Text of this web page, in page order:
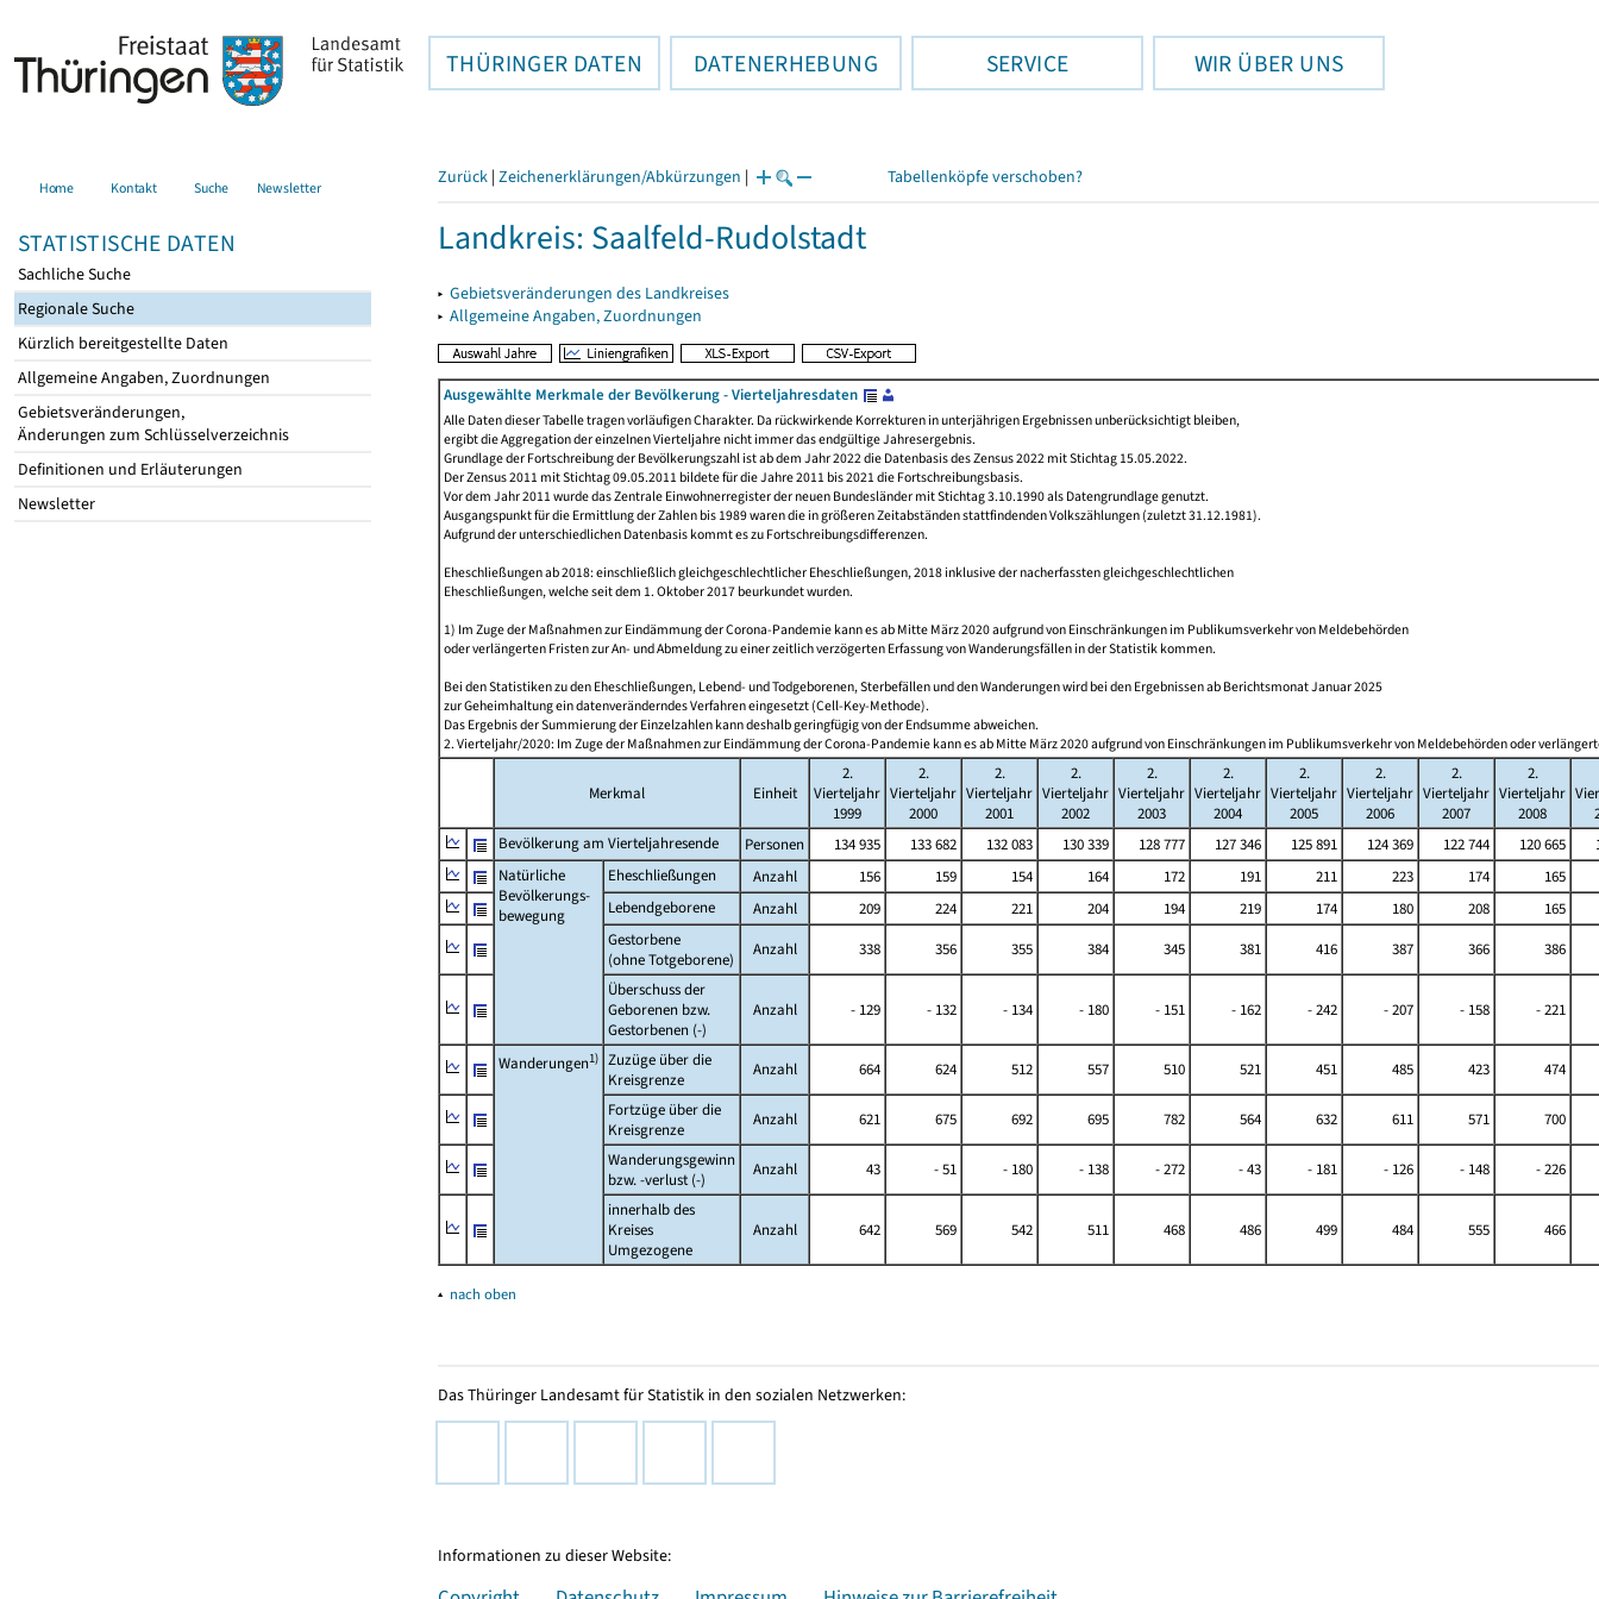
THÜRINGER DATEN DATENERHEBUNG SERVICE WIR ÜBER UNS
Home Kontakt Suche Newsletter
STATISTISCHE DATEN
Sachliche Suche
Regionale Suche
Kürzlich bereitgestellte Daten
Allgemeine Angaben, Zuordnungen
Gebietsveränderungen,
Änderungen zum Schlüsselverzeichnis
Definitionen und Erläuterungen
Newsletter
Zurück | Zeichenerklärungen/Abkürzungen | Tabellenköpfe verschoben?
Landkreis: Saalfeld-Rudolstadt
▸ Gebietsveränderungen des Landkreises
▸ Allgemeine Angaben, Zuordnungen
Ausgewählte Merkmale der Bevölkerung - Vierteljahresdaten
Alle Daten dieser Tabelle tragen vorläufigen Charakter. Da rückwirkende Korrekturen in unterjährigen Ergebnissen unberücksichtigt bleiben,
ergibt die Aggregation der einzelnen Vierteljahre nicht immer das endgültige Jahresergebnis.
Grundlage der Fortschreibung der Bevölkerungszahl ist ab dem Jahr 2022 die Datenbasis des Zensus 2022 mit Stichtag 15.05.2022.
Der Zensus 2011 mit Stichtag 09.05.2011 bildete für die Jahre 2011 bis 2021 die Fortschreibungsbasis.
Vor dem Jahr 2011 wurde das Zentrale Einwohnerregister der neuen Bundesländer mit Stichtag 3.10.1990 als Datengrundlage genutzt.
Ausgangspunkt für die Ermittlung der Zahlen bis 1989 waren die in größeren Zeitabständen stattfindenden Volkszählungen (zuletzt 31.12.1981).
Aufgrund der unterschiedlichen Datenbasis kommt es zu Fortschreibungsdifferenzen.
Eheschließungen ab 2018: einschließlich gleichgeschlechtlicher Eheschließungen, 2018 inklusive der nacherfassten gleichgeschlechtlichen
Eheschließungen, welche seit dem 1. Oktober 2017 beurkundet wurden.
1) Im Zuge der Maßnahmen zur Eindämmung der Corona-Pandemie kann es ab Mitte März 2020 aufgrund von Einschränkungen im Publikumsverkehr von Meldebehörden
oder verlängerten Fristen zur An- und Abmeldung zu einer zeitlich verzögerten Erfassung von Wanderungsfällen in der Statistik kommen.
Bei den Statistiken zu den Eheschließungen, Lebend- und Todgeborenen, Sterbefällen und den Wanderungen wird bei den Ergebnissen ab Berichtsmonat Januar 2025
zur Geheimhaltung ein datenveränderndes Verfahren eingesetzt (Cell-Key-Methode).
Das Ergebnis der Summierung der Einzelzahlen kann deshalb geringfügig von der Endsumme abweichen.
2. Vierteljahr/2020: Im Zuge der Maßnahmen zur Eindämmung der Corona-Pandemie kann es ab Mitte März 2020 aufgrund von Einschränkungen im Publikumsverkehr von Meldebehörden oder
Merkmal Einheit
2.
Vierteljahr
1999
2.
Vierteljahr
2000
2.
Vierteljahr
2001
2.
Vierteljahr
2002
2.
Vierteljahr
2003
2.
Vierteljahr
2004
2.
Vierteljahr
2005
2.
Vierteljahr
2006
2.
Vierteljahr
2007
2.
Vierteljahr
2008
Bevölkerung am Vierteljahresende
Personen 134 935 133 682 132 083 130 339 128 777 127 346 125 891 124 369 122 744 120 665
Natürliche
Bevölkerungs-
bewegung
Eheschließungen Anzahl 156 159 154 164 172 191 211 223 174
165
Lebendgeborene
Anzahl 209 224 221 204 194 219 174 180 208
165
Gestorbene
(ohne Totgeborene)
Anzahl 338 356 355 384 345 381 416 387 366
386
Überschuss der
Geborenen bzw.
Gestorbenen (-)
Anzahl - 129 - 132 - 134 - 180 - 151 - 162 - 242 - 207 - 158 - 221
Wanderungen1) Zuzüge über die
Kreisgrenze
Anzahl 664 624 512 557 510 521 451 485 423
474
Fortzüge über die
Kreisgrenze
Anzahl 621 675 692 695 782 564 632 611 571
700
Wanderungsgewinn
bzw.-verlust (-)
Anzahl 43 - 51 - 180 - 138 - 272 - 43 - 181 - 126 - 148
- 226
innerhalb des
Kreises
Umgezogene
Anzahl 642 569 542 511 468 486 499 484 555 466
▴ nach oben
Das Thüringer Landesamt für Statistik in den sozialen Netzwerken:
Informationen zu dieser Website: